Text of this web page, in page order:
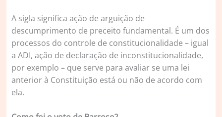
A sigla significa ação de arguição de
descumprimento de preceito fundamental. É um dos
processos do controle de constitucionalidade – igual
a ADI, ação de declaração de inconstitucionalidade,
por exemplo – que serve para avaliar se uma lei
anterior à Constituição está ou não de acordo com
ela.